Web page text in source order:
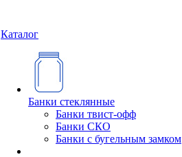
Каталог
Банки стеклянные
Банки твист-офф
Банки СКО
Банки с бугельным замком